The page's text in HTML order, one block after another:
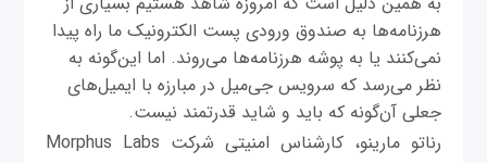
هرزنامه‌ها به صندوق ورودی پست الکترونیک ما راه پیدا
نمی‌کنند یا به پوشه هرزنامه‌ها می‌روند. اما این‌گونه به
نظر می‌رسد که سرویس جی‌میل در مبارزه با ایمیل‌های
جعلی آن‌گونه که باید و شاید قدرتمند نیست.
رناتو مارینو، کارشناس امنیتی شرکت Morphus Labs